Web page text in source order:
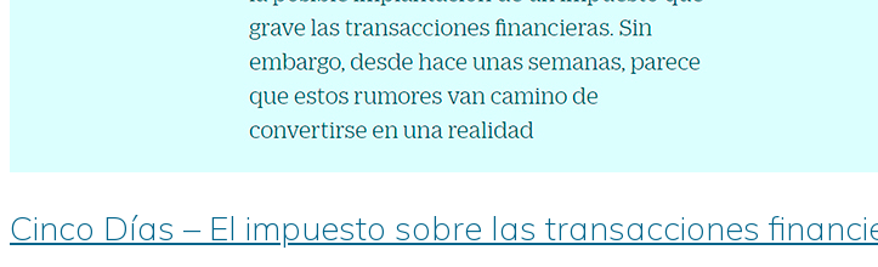
Cinco Días – El impuesto sobre las transacciones